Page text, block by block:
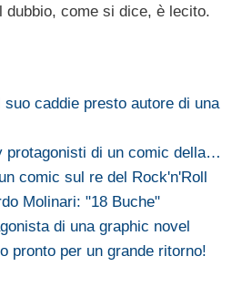
dubbio, come si dice, è lecito.
caddie presto autore di una
protagonisti di un comic della…
comic sul re del Rock'n'Roll
Molinari: "18 Buche"
di una graphic novel
pronto per un grande ritorno!